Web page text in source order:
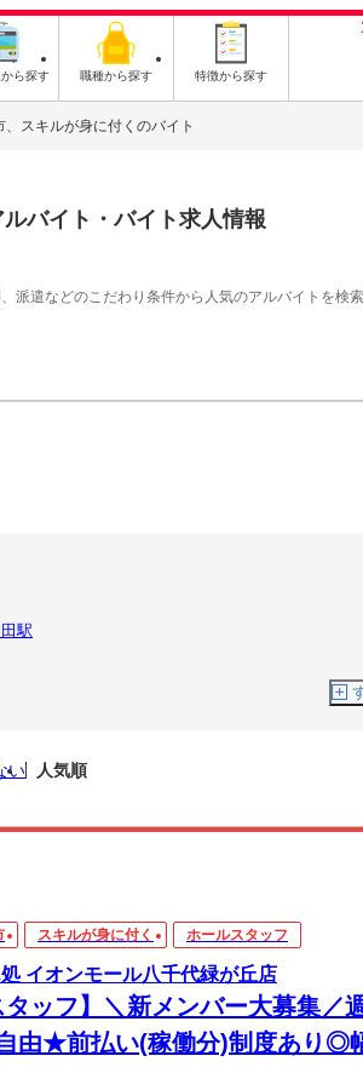
ら探す 職種から探す 特徴から探す
、スキルが身に付くのバイト
バイト・バイト求人情報
派遣などのこだわり条件から人気のアルバイトを検索
駅
い 人気順
スキルが身に付く ホールスタッフ
イオンモール八千代緑が丘店
タッフ】＼新メンバー大募集／
由★前払い(稼働分)制度あり◎